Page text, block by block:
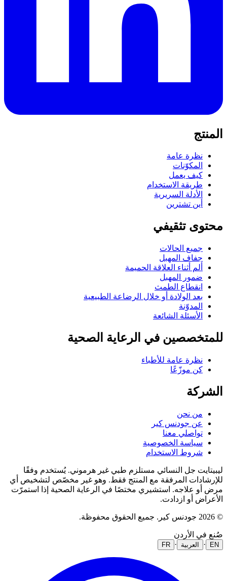
المنتج
نظرة عامة
المكوّنات
كيف يعمل
طريقة الاستخدام
الأدلة السريرية
أين تشترين
محتوى تثقيفي
جميع الحالات
جفاف المهبل
ألم أثناء العلاقة الحميمة
ضمور المهبل
انقطاع الطمث
بعد الولادة أو خلال الرضاعة الطبيعية
المدوّنة
الأسئلة الشائعة
للمتخصصين في الرعاية الصحية
نظرة عامة للأطباء
كن موزّعًا
الشركة
من نحن
عن جودنس كير
تواصلي معنا
سياسة الخصوصية
شروط الاستخدام
ليبيتايت جل النسائي مستلزم طبي غير هرموني. يُستخدم وفقًا
للإرشادات المرفقة مع المنتج فقط. وهو غير مخصّص لتشخيص أي
مرض أو علاجه. استشيري مختصًا في الرعاية الصحية إذا استمرّت
الأعراض أو ازدادت.
© 2026 جودنس كير. جميع الحقوق محفوظة.
صُنع في الأردن
EN
· العربية ·
FR